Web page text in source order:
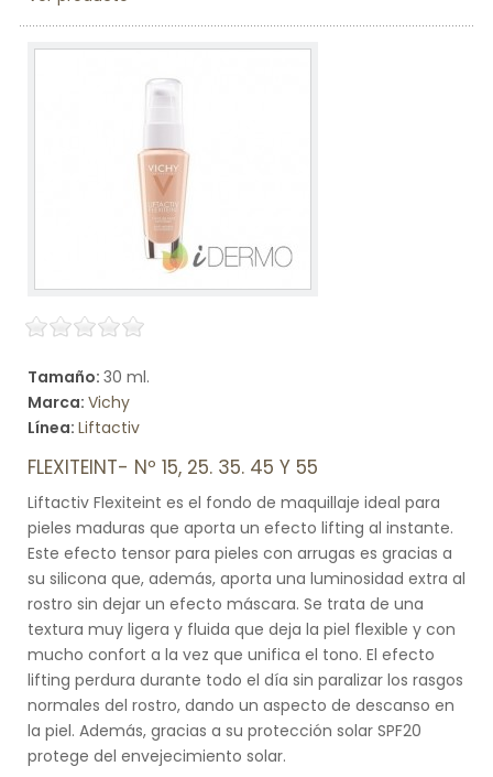
Tamaño: 30 ml.
Marca: Vichy
Línea: Liftactiv
FLEXITEINT- Nº 15, 25. 35. 45 Y 55
Liftactiv Flexiteint es el fondo de maquillaje ideal para
pieles maduras que aporta un efecto lifting al instante.
Este efecto tensor para pieles con arrugas es gracias a
su silicona que, además, aporta una luminosidad extra al
rostro sin dejar un efecto máscara. Se trata de una
textura muy ligera y fluida que deja la piel flexible y con
mucho confort a la vez que unifica el tono. El efecto
lifting perdura durante todo el día sin paralizar los rasgos
normales del rostro, dando un aspecto de descanso en
la piel. Además, gracias a su protección solar SPF20
protege del envejecimiento solar.